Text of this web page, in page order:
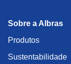
Sobre a Albras
Produtos
Sustentabilidade